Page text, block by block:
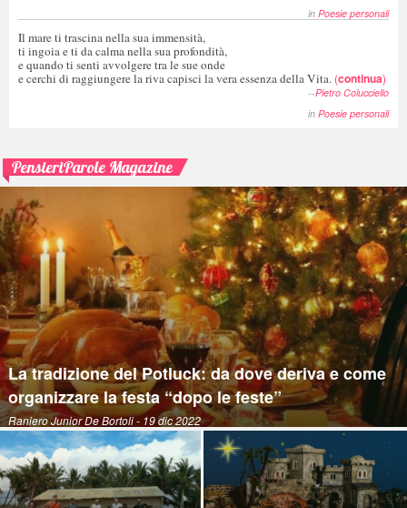
in Poesie personali
Il mare ti trascina nella sua immensità,
ti ingoia e ti da calma nella sua profondità,
e quando ti senti avvolgere tra le sue onde
e cerchi di raggiungere la riva capisci la vera essenza della Vita. (continua)
--Pietro Colucciello
in Poesie personali
PensieriParole Magazine
La tradizione del Potluck: da dove deriva e come
organizzare la festa “dopo le feste”
Raniero Junior De Bortoli- 19 dic 2022